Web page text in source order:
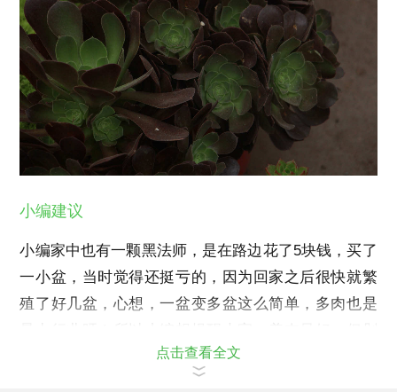
小编建议
小编家中也有一颗黑法师，是在路边花了5块钱，买了
一小盆，当时觉得还挺亏的，因为回家之后很快就繁
殖了好几盆，心想，一盆变多盆这么简单，多肉也是
点击查看全文